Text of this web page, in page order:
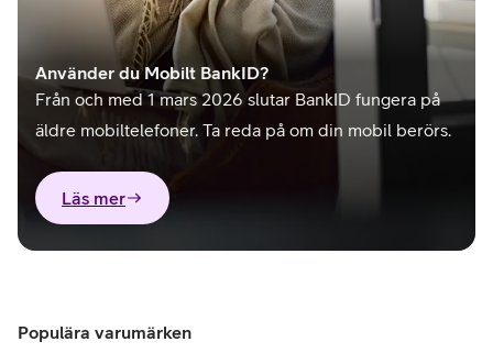
Använder du Mobilt BankID?
Från och med 1 mars 2026 slutar BankID fungera på
äldre mobiltelefoner. Ta reda på om din mobil berörs.
Läs mer
Populära varumärken